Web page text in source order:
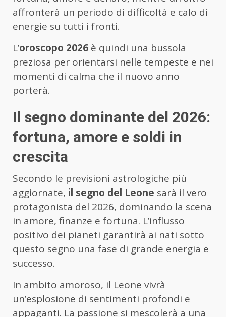
affronterà un periodo di difficoltà e calo di
energie su tutti i fronti.
L’oroscopo 2026 è quindi una bussola
preziosa per orientarsi nelle tempeste e nei
momenti di calma che il nuovo anno
porterà.
Il segno dominante del 2026:
fortuna, amore e soldi in
crescita
Secondo le previsioni astrologiche più
aggiornate, il segno del Leone sarà il vero
protagonista del 2026, dominando la scena
in amore, finanze e fortuna. L’influsso
positivo dei pianeti garantirà ai nati sotto
questo segno una fase di grande energia e
successo.
In ambito amoroso, il Leone vivrà
un’esplosione di sentimenti profondi e
appaganti. La passione si mescolerà a una